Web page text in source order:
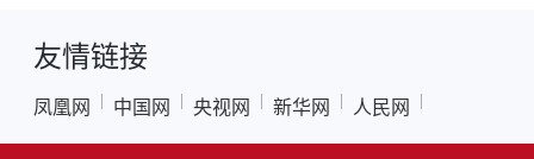
友情链接
凤凰网 中国网 央视网 新华网 人民网